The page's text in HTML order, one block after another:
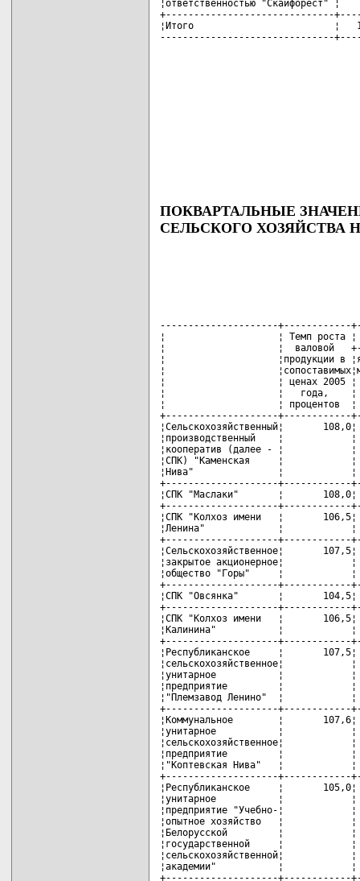
¦ответственностью
+------------------------------
¦Итого                         ¦
-------------------------------
ПОКВАРТАЛЬНЫЕ
СЕЛЬСКОГО ХОЗЯЙСТВА
---------------------+------------
¦                    ¦ Темп роста
¦                    ¦  валовой
¦                    ¦продукции в
¦
¦                    ¦ ценах
¦                    ¦   года,
¦                    ¦
+--------------------+------------
¦Сельскохозяйственный¦
¦производственный    ¦
¦кооператив (далее - ¦
¦СПК) "Каменская     ¦
¦Нива"               ¦
+--------------------+------------
¦СПК "Маслаки"       ¦
+--------------------+------------
¦СПК "Колхоз имени   ¦
¦Ленина"             ¦
+--------------------+------------
¦Сельскохозяйственное¦
¦закрытое акционерное¦
¦общество "Горы"     ¦
+--------------------+------------
¦СПК "Овсянка"       ¦
+--------------------+------------
¦СПК "Колхоз имени   ¦
¦Калинина"           ¦
+--------------------+------------
¦Республиканское     ¦
¦сельскохозяйственное¦
¦унитарное           ¦
¦предприятие         ¦
¦"Племзавод Ленино"  ¦
+--------------------+------------
¦Коммунальное        ¦
¦унитарное           ¦
¦сельскохозяйственное¦
¦предприятие         ¦
¦"Коптевская Нива"   ¦
+--------------------+------------
¦Республиканское     ¦
¦унитарное           ¦
¦предприятие "Учебно-¦
¦опытное хозяйство   ¦
¦Белорусской         ¦
¦государственной     ¦
¦сельскохозяйственной¦
¦академии"           ¦
+--------------------+------------